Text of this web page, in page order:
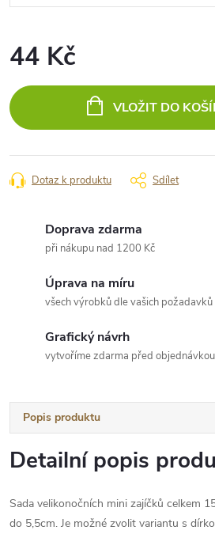
44 Kč
cena:
VLOŽIT DO
Dotaz k produktu Sdílet
Doprava zdarma
při nákupu nad 1200 Kč
Úprava na míru
všech výrobků dle vašich požadavků
Grafický návrh
vytvoříme zdarma před objednávkou
Popis produktu
Detailní popis
Sada velikonočních mini zajíčků celkem
do 5,5cm. Je možné zvolit variantu s